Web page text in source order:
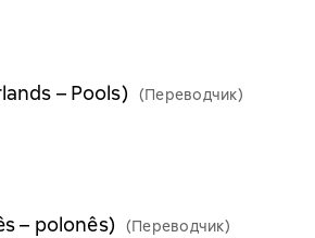
– Pools) (Переводчик)
– polonês) (Переводчик)